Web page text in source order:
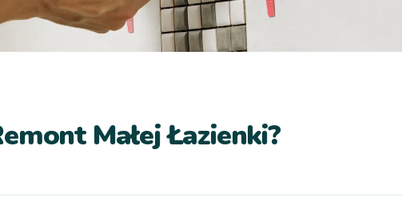
Małej Łazienki?